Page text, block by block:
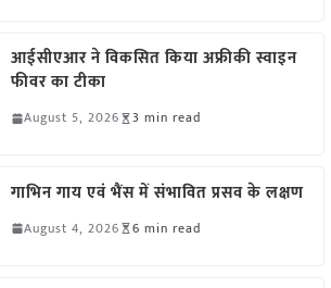
आईसीएआर ने विकसित किया अफ्रीकी स्वाइन
फीवर का टीका
August 5, 2026 3 min read
गाभिन गाय एवं भैंस में संभावित प्रसव के लक्षण
August 4, 2026 6 min read